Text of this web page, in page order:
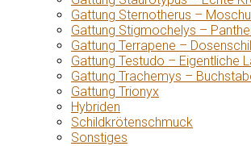
Gattung Sternotherus –
Gattung Stigmochelys –
Gattung Terrapene –
Gattung Testudo – Eigentliche
Gattung Trachemys –
Gattung Trionyx
Hybriden
Schildkrötenschmuck
Sonstiges